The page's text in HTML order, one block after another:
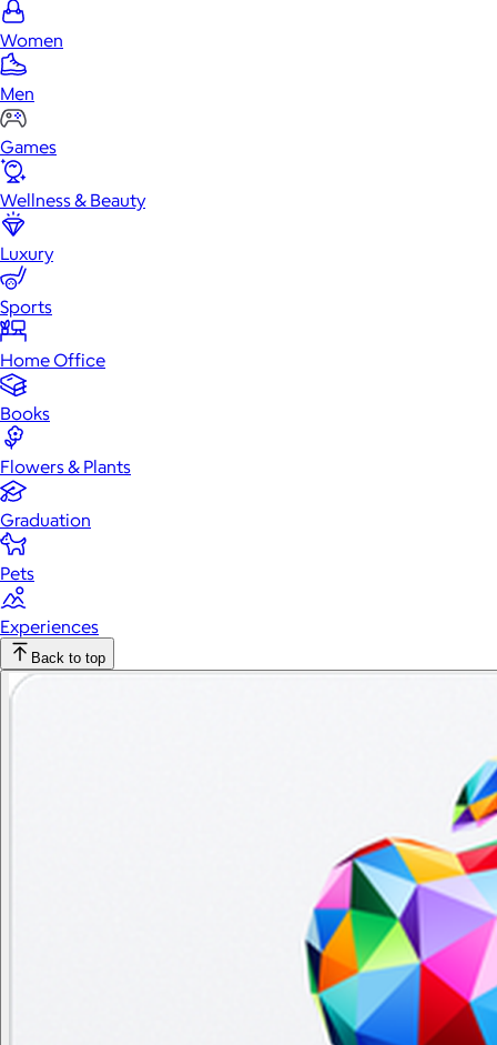
Women
Men
Games
Wellness & Beauty
Luxury
Sports
Home Office
Books
Flowers & Plants
Graduation
Pets
Experiences
Back to top